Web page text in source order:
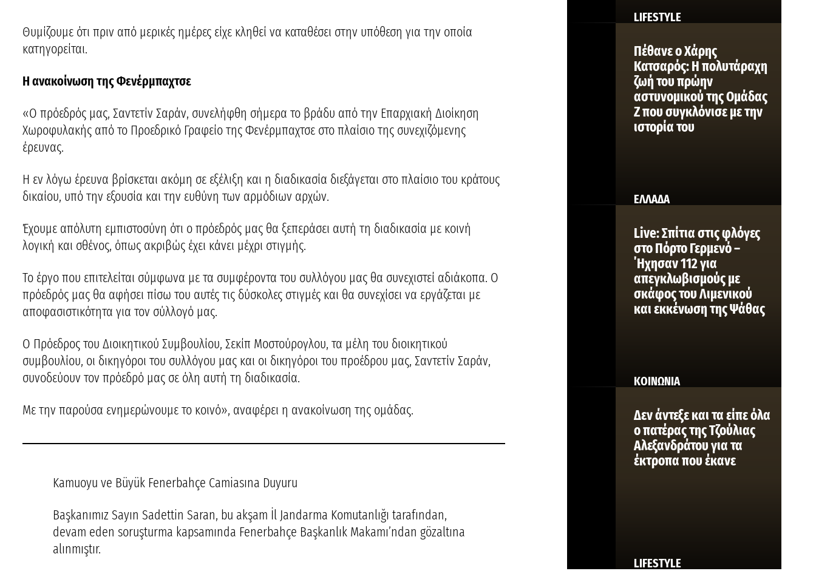
Θυμίζουμε ότι πριν από μερικές ημέρες είχε κληθεί να καταθέσει στην υπόθεση για την οποία
κατηγορείται.
Η ανακοίνωση της Φενέρμπαχτσε
«Ο πρόεδρός μας, Σαντετίν Σαράν, συνελήφθη σήμερα το βράδυ από την Επαρχιακή Διοίκηση
Χωροφυλακής από το Προεδρικό Γραφείο της Φενέρμπαχτσε στο πλαίσιο της συνεχιζόμενης
έρευνας.
Η εν λόγω έρευνα βρίσκεται ακόμη σε εξέλιξη και η διαδικασία διεξάγεται στο πλαίσιο του κράτους
δικαίου, υπό την εξουσία και την ευθύνη των αρμόδιων αρχών.
Έχουμε απόλυτη εμπιστοσύνη ότι ο πρόεδρός μας θα ξεπεράσει αυτή τη διαδικασία με κοινή
λογική και σθένος, όπως ακριβώς έχει κάνει μέχρι στιγμής.
Το έργο που επιτελείται σύμφωνα με τα συμφέροντα του συλλόγου μας θα συνεχιστεί αδιάκοπα. Ο
πρόεδρός μας θα αφήσει πίσω του αυτές τις δύσκολες στιγμές και θα συνεχίσει να εργάζεται με
αποφασιστικότητα για τον σύλλογό μας.
Ο Πρόεδρος του Διοικητικού Συμβουλίου, Σεκίπ Μοστούρογλου, τα μέλη του διοικητικού
συμβουλίου, οι δικηγόροι του συλλόγου μας και οι δικηγόροι του προέδρου μας, Σαντετίν Σαράν,
συνοδεύουν τον πρόεδρό μας σε όλη αυτή τη διαδικασία.
Με την παρούσα ενημερώνουμε το κοινό», αναφέρει η ανακοίνωση της ομάδας.
Kamuoyu ve Büyük Fenerbahçe Camiasına Duyuru
Başkanımız Sayın Sadettin Saran, bu akşam İl Jandarma Komutanlığı tarafından,
devam eden soruşturma kapsamında Fenerbahçe Başkanlık Makamı’ndan gözaltına
alınmıştır.
LIFESTYLE
ΕΛΛΑΔΑ
Πέθανε ο Χάρης
Κατσαρός: Η πολυτάραχη
ζωή του πρώην
αστυνομικού της Ομάδας
Ζ που συγκλόνισε με την
ιστορία του
ΚΟΙΝΩΝΙΑ
Live: Σπίτια στις φλόγες
στο Πόρτο Γερμενό –
΄Ηχησαν 112 για
απεγκλωβισμούς με
σκάφος του Λιμενικού
και εκκένωση της Ψάθας
LIFESTYLE
Δεν άντεξε και τα είπε όλα
ο πατέρας της Τζούλιας
Αλεξανδράτου για τα
έκτροπα που έκανε